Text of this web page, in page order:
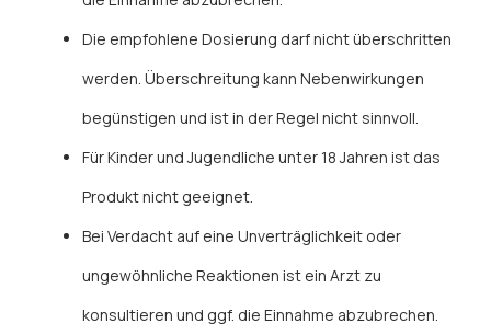
Die empfohlene Dosierung darf nicht überschritten
werden. Überschreitung kann Nebenwirkungen
begünstigen und ist in der Regel nicht sinnvoll.
Für Kinder und Jugendliche unter 18 Jahren ist das
Produkt nicht geeignet.
Bei Verdacht auf eine Unverträglichkeit oder
ungewöhnliche Reaktionen ist ein Arzt zu
konsultieren und ggf. die Einnahme abzubrechen.